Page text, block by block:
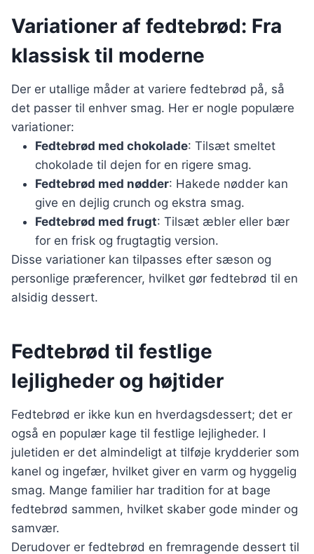
Variationer af fedtebrød: Fra
klassisk til moderne
Der er utallige måder at variere fedtebrød på, så
det passer til enhver smag. Her er nogle populære
variationer:
Fedtebrød med chokolade: Tilsæt smeltet
chokolade til dejen for en rigere smag.
Fedtebrød med nødder: Hakede nødder kan
give en dejlig crunch og ekstra smag.
Fedtebrød med frugt: Tilsæt æbler eller bær
for en frisk og frugtagtig version.
Disse variationer kan tilpasses efter sæson og
personlige præferencer, hvilket gør fedtebrød til en
alsidig dessert.
Fedtebrød til festlige
lejligheder og højtider
Fedtebrød er ikke kun en hverdagsdessert; det er
også en populær kage til festlige lejligheder. I
juletiden er det almindeligt at tilføje krydderier som
kanel og ingefær, hvilket giver en varm og hyggelig
smag. Mange familier har tradition for at bage
fedtebrød sammen, hvilket skaber gode minder og
samvær.
Derudover er fedtebrød en fremragende dessert til